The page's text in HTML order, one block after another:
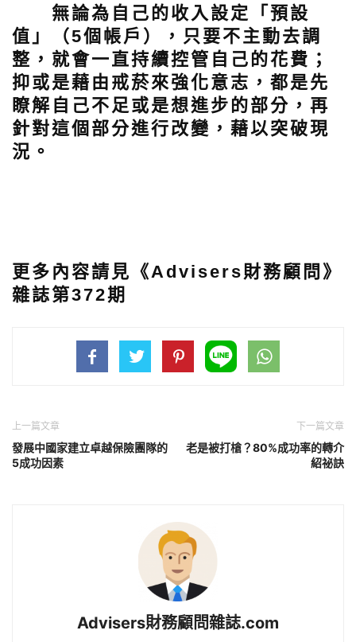
無論為自己的收入設定「預設
值」（5個帳戶），只要不主動去調
整，就會一直持續控管自己的花費；
抑或是藉由戒菸來強化意志，都是先
瞭解自己不足或是想進步的部分，再
針對這個部分進行改變，藉以突破現
況。
更多內容請見《Advisers財務顧問》
雜誌第372期
上一篇文章
發展中國家建立卓越保險團隊的
5成功因素
下一篇文章
老是被打槍？80%成功率的轉介
紹祕訣
Advisers財務顧問雜誌.com